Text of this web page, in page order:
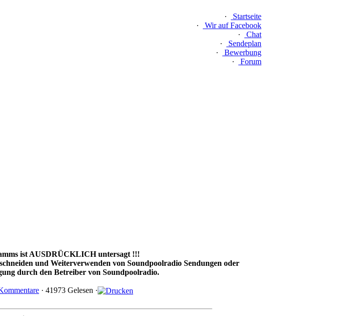
·
Startseite
·
Wir auf Facebook
·
Chat
·
Sendeplan
·
Bewerbung
·
Forum
ist AUSDRÜCKLICH untersagt !!!
und Weiterverwenden von Soundpoolradio Sendungen oder
durch den Betreiber von Soundpoolradio.
· 41973 Gelesen ·